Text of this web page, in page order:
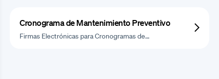
Cronograma de Mantenimiento Preventivo
Firmas Electrónicas para Cronogramas de…